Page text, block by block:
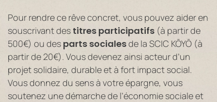
Pour rendre ce rêve concret, vous pouvez aider en
souscrivant des titres participatifs (à partir de
500€) ou des parts socialesde la SCIC KŌYŌ (à
partir de 20€). Vous devenez ainsi acteur d’un
projet solidaire, durable et à fort impact social.
Vous donnez du sens à votre épargne, vous
soutenez une démarche de l’économie sociale et